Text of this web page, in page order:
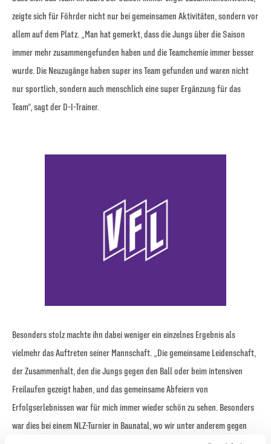
zeigte sich für Föhrder nicht nur bei gemeinsamen Aktivitäten, sondern vor
allem auf dem Platz. „Man hat gemerkt, dass die Jungs über die Saison
immer mehr zusammengefunden haben und die Teamchemie immer besser
wurde. Die Neuzugänge haben super ins Team gefunden und waren nicht
nur sportlich, sondern auch menschlich eine super Ergänzung für das
Team“, sagt der D-I-Trainer.
Besonders stolz machte ihn dabei weniger ein einzelnes Ergebnis als
vielmehr das Auftreten seiner Mannschaft. „Die gemeinsame Leidenschaft,
der Zusammenhalt, den die Jungs gegen den Ball oder beim intensiven
Freilaufen gezeigt haben, und das gemeinsame Abfeiern von
Erfolgserlebnissen war für mich immer wieder schön zu sehen. Besonders
war dies bei einem NLZ-Turnier in Baunatal, wo wir unter anderem gegen